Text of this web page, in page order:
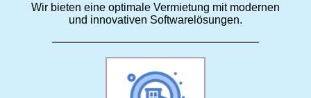
Wir bieten eine optimale Vermietung mit modernen
und innovativen Softwarelösungen.